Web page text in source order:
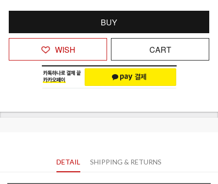
BUY
WISH CART
DETAIL SHIPPING & RETURNS